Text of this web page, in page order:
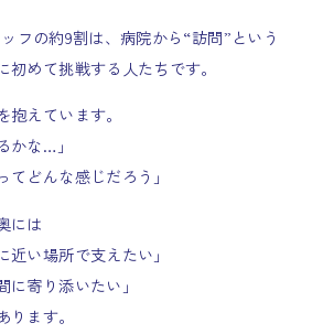
フの約9割は、病院から“訪問”という
初めて挑戦する人たちです。
えています。
かな…」
てどんな感じだろう」
には
近い場所で支えたい」
に寄り添いたい」
ます。